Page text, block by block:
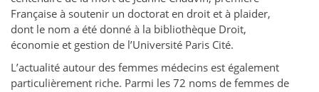
Française à soutenir un doctorat en droit et à plaider,
dont le nom a été donné à la bibliothèque Droit,
économie et gestion de l’Université Paris Cité.
L’actualité autour des femmes médecins est également
particulièrement riche. Parmi les 72 noms de femmes de